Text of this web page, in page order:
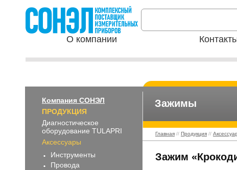
О компании
Компания СОНЭЛ
ПРОДУКЦИЯ
Диагностическое
оборудование TULAPRI
Аксессуары
Инструменты
Провода
Зажимы
Главная // Продукция //
Зажим